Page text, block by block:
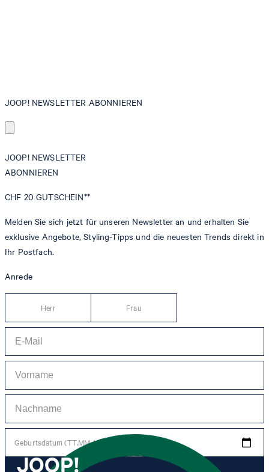
JOOP! NEWSLETTER ABONNIEREN
JOOP! NEWSLETTER
ABONNIEREN
CHF 20 GUTSCHEIN**
Melden Sie sich jetzt für unseren Newsletter an und erhalten Sie
exklusive Angebote, Styling-Tipps und die neuesten Trends direkt in
Ihr Postfach.
Anrede
Herr Frau
Geburtsdatum (TT.MM.JJJJ)
JOOP!